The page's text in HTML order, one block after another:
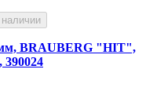
мм, BRAUBERG "HIT",
390024